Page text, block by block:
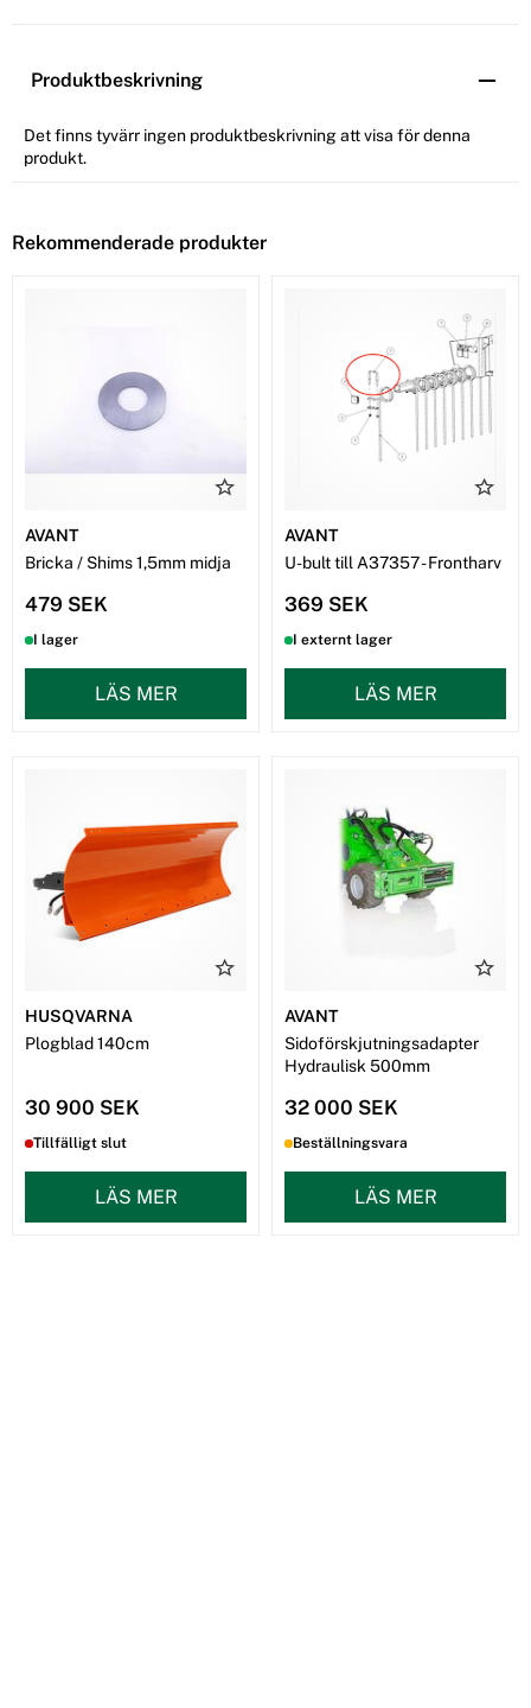
Produktbeskrivning
Det finns tyvärr ingen produktbeskrivning att visa för denna
produkt.
Rekommenderade produkter
AVANT
Bricka / Shims 1,5mm midja
479 SEK
I lager
LÄS MER
AVANT
U-bult till A37357 - Frontharv
369 SEK
I externt lager
LÄS MER
HUSQVARNA
Plogblad 140cm
30 900 SEK
Tillfälligt slut
LÄS MER
AVANT
Sidoförskjutningsadapter
Hydraulisk 500mm
32 000 SEK
Beställningsvara
LÄS MER